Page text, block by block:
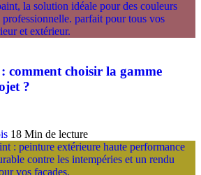
comment choisir la gamme
?
18 Min de lecture